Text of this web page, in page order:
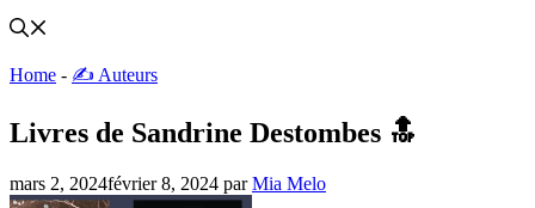
Home - ✍️ Auteurs
Livres de Sandrine Destombes 🔝
mars 2, 2024février 8, 2024 parMia Melo